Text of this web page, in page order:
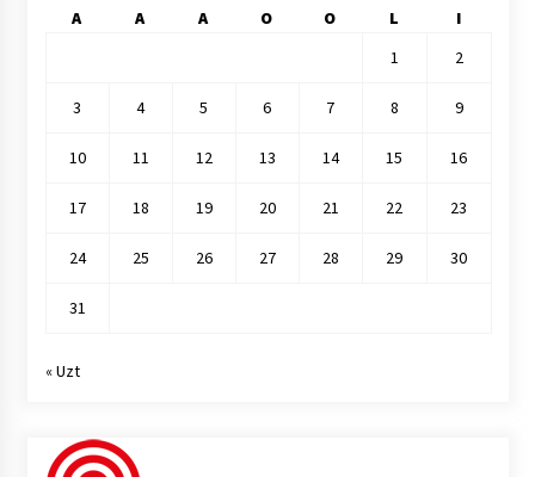
A A A O O L
I
1
2
3 4 5 6 7 8 9
10 11 12 13 14 15 16
17 18 19 20 21 22 23
24 25 26 27 28 29 30
31
« Uzt